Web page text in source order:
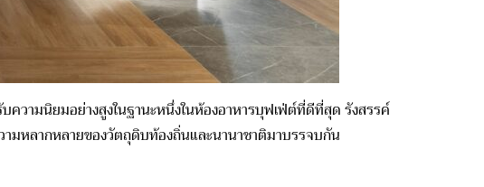
วามนิยมอย่างสูงในฐานะหนึ่งในห้องอาหารบุฟเฟ่ต์ที่ดีที่สุด รังสรรค์
มหลากหลายของวัตถุดิบท้องถิ่นและนานาชาติมาบรรจบกัน